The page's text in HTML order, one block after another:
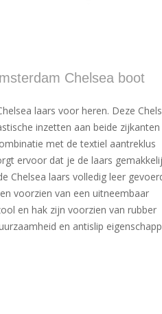
Chelsea boot
laars voor heren. Deze
inzetten aan beide zijkanten
met de textiel aantreklus
ervoor dat je de laars
Chelsea laars volledig leer
voorzien van een uitneembaar
en hak zijn voorzien van rubber
en antislip